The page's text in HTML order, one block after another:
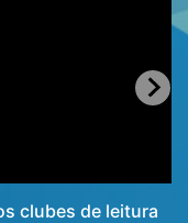
clubes de leitura